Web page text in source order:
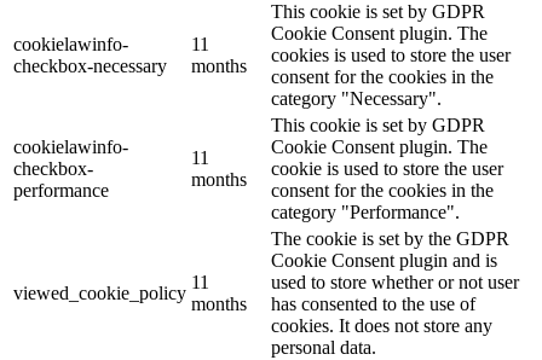
cookielawinfo-
checkbox-necessary
11
months
This cookie is set by GDPR
Cookie Consent plugin. The
cookies is used to store the user
consent for the cookies in the
category "Necessary".
cookielawinfo-
checkbox-
performance
11
months
This cookie is set by GDPR
Cookie Consent plugin. The
cookie is used to store the user
consent for the cookies in the
category "Performance".
viewed_cookie_policy
11
months
The cookie is set by the GDPR
Cookie Consent plugin and is
used to store whether or not user
has consented to the use of
cookies. It does not store any
personal data.